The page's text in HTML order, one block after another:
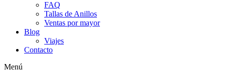
FAQ
Tallas de Anillos
Ventas por mayor
Blog
Viajes
Contacto
Menú